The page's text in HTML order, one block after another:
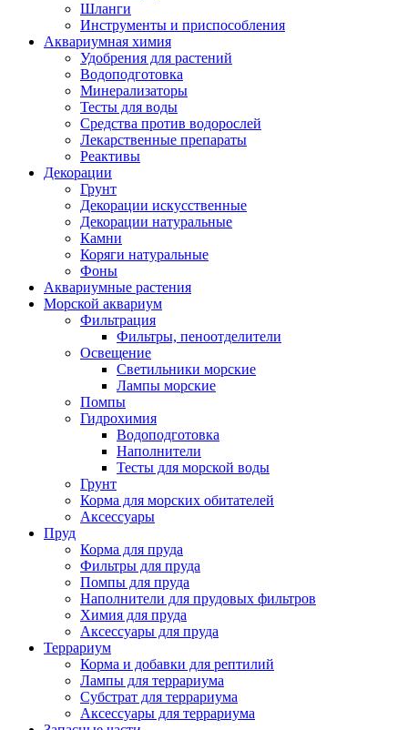
Шланги
Инструменты и приспособления
Аквариумная химия
Удобрения для растений
Водоподготовка
Минерализаторы
Тесты для воды
Средства против водорослей
Лекарственные препараты
Реактивы
Декорации
Грунт
Декорации искусственные
Декорации натуральные
Камни
Коряги натуральные
Фоны
Аквариумные растения
Морской аквариум
Фильтрация
Фильтры, пеноотделители
Освещение
Светильники морские
Лампы морские
Помпы
Гидрохимия
Водоподготовка
Наполнители
Тесты для морской воды
Грунт
Корма для морских обитателей
Аксессуары
Пруд
Корма для пруда
Фильтры для пруда
Помпы для пруда
Наполнители для прудовых фильтров
Химия для пруда
Аксессуары для пруда
Террариум
Корма и добавки для рептилий
Лампы для террариума
Субстрат для террариума
Аксессуары для террариума